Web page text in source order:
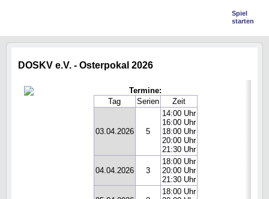
Spiel
starten
DOSKV e.V. - Osterpokal 2026
Termine:
Tag
Serien Zeit
03.04.2026 5
14:00 Uhr
16:00 Uhr
18:00 Uhr
20:00 Uhr
21:30 Uhr
04.04.2026 3
18:00 Uhr
20:00 Uhr
21:30 Uhr
18:00 Uhr